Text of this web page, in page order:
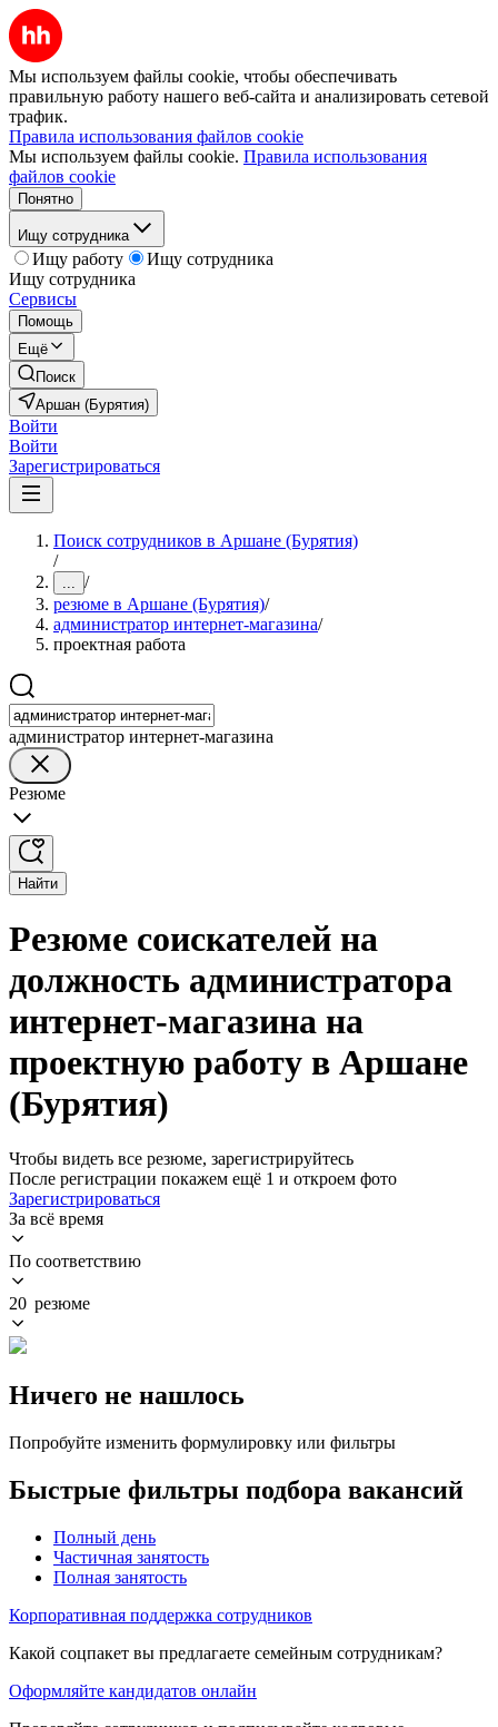
Мы используем файлы cookie, чтобы обеспечивать
правильную работу нашего веб-сайта и анализировать сетевой
трафик.
Правила использования файлов cookie
Мы используем файлы cookie. Правила использования
файлов cookie
Понятно
Ищу сотрудника
Ищу работу
Ищу сотрудника
Ищу сотрудника
Сервисы
Помощь
Ещё
Поиск
Аршан (Бурятия)
Войти
Войти
Зарегистрироваться
Поиск сотрудников в Аршане (Бурятия)
/
... /
резюме в Аршане (Бурятия)/
администратор интернет-магазина/
проектная работа
администратор интернет-магазина
Резюме
Найти
Резюме соискателей на
должность администратора
интернет-магазина на
проектную работу в Аршане
(Бурятия)
Чтобы видеть все резюме, зарегистрируйтесь
После регистрации покажем ещё 1 и откроем фото
Зарегистрироваться
За всё время
По соответствию
20 резюме
Ничего не нашлось
Попробуйте изменить формулировку или фильтры
Быстрые фильтры подбора вакансий
Полный день
Частичная занятость
Полная занятость
Корпоративная поддержка сотрудников
Какой соцпакет вы предлагаете семейным сотрудникам?
Оформляйте кандидатов онлайн